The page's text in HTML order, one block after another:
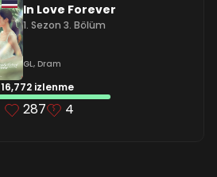
In Love Forever
1. Sezon 3. Bölüm
GL, Dram
16,772 izlenme
287 4